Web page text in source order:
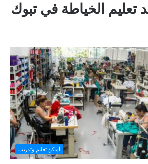
تعليم الخياطة في تبوك
أماكن تعليم وتدريب